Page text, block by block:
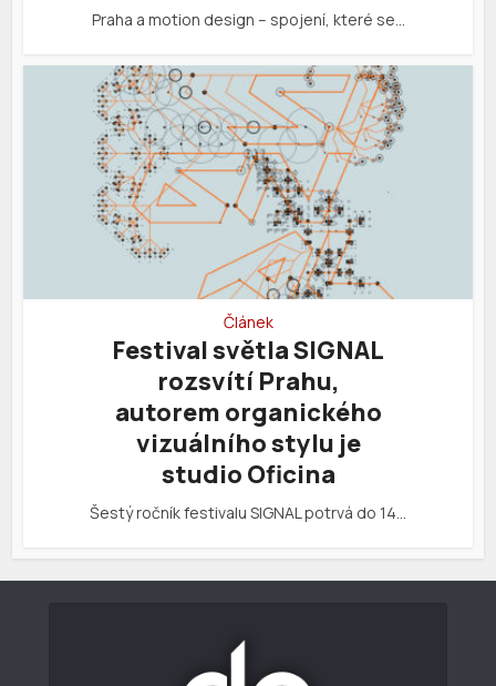
Praha a motion design – spojení, které se…
Článek
Festival světla SIGNAL
rozsvítí Prahu,
autorem organického
vizuálního stylu je
studio Oficina
Šestý ročník festivalu SIGNAL potrvá do 14…